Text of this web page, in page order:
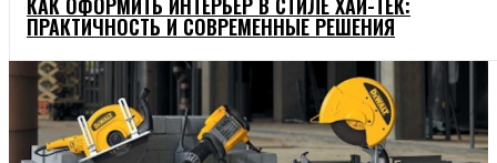
КАК ОФОРМИТЬ ИНТЕРЬЕР В СТИЛЕ ХАЙ-ТЕК:
ПРАКТИЧНОСТЬ И СОВРЕМЕННЫЕ РЕШЕНИЯ